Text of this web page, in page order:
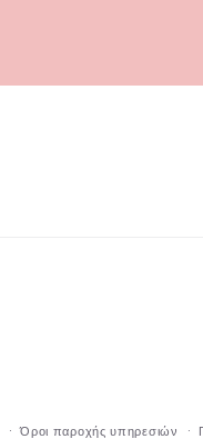
Όροι παροχής υπηρεσιών